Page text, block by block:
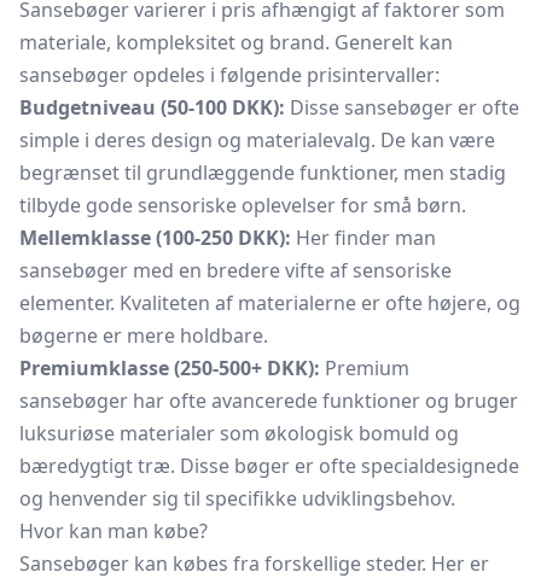
Sansebøger varierer i pris afhængigt af faktorer som
materiale, kompleksitet og brand. Generelt kan
sansebøger opdeles i følgende prisintervaller:
Budgetniveau (50-100 DKK): Disse sansebøger er ofte
simple i deres design og materialevalg. De kan være
begrænset til grundlæggende funktioner, men stadig
tilbyde gode sensoriske oplevelser for små børn.
Mellemklasse (100-250 DKK): Her finder man
sansebøger med en bredere vifte af sensoriske
elementer. Kvaliteten af materialerne er ofte højere, og
bøgerne er mere holdbare.
Premiumklasse (250-500+ DKK): Premium
sansebøger har ofte avancerede funktioner og bruger
luksuriøse materialer som økologisk bomuld og
bæredygtigt træ. Disse bøger er ofte specialdesignede
og henvender sig til specifikke udviklingsbehov.
Hvor kan man købe?
Sansebøger kan købes fra forskellige steder. Her er